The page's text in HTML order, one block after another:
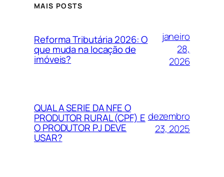
MAIS POSTS
Reforma Tributária 2026: O
que muda na locação de
imóveis?
janeiro
28,
2026
QUAL A SERIE DA NFE O
PRODUTOR RURAL (CPF) E
O PRODUTOR PJ DEVE
USAR?
dezembro
23, 2025